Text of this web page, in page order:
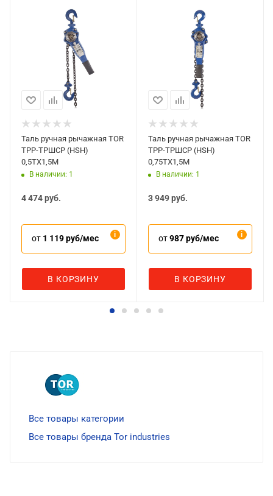
условиям и Обоснованиям безопасности и
полностью соответствуют требованиям
качества Технического регламента
Таможенного союза ТР ТС 010/2011 «О
безопасности машин и оборудования».
Таль ручная рычажная TOR
ТРР-ТРШСР (HSH)
0,5ТX1,5М
В наличии: 1
4 474руб.
от 1 119 руб/мес
В КОРЗИНУ
Таль ручная рычажная TOR
ТРР-ТРШСР (HSH)
0,75ТX1,5М
В наличии: 1
3 949руб.
от987 руб/мес
В КОРЗИНУ
Все товары категории
Все товары бренда Tor industries